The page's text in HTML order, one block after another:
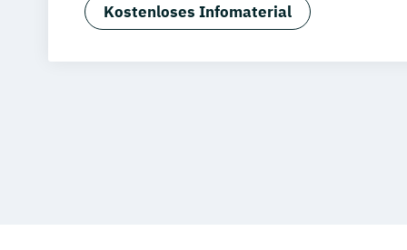
Friedrichshafen Klagenfurt
Trier Würzburg Chemnitz
Kostenloses Infomaterial